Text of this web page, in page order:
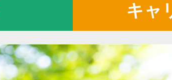
キャ